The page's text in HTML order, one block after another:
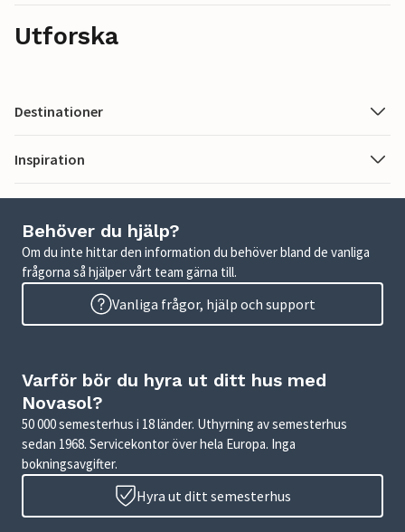
Utforska
Destinationer
Inspiration
Behöver du hjälp?
Om du inte hittar den information du behöver bland de vanliga
frågorna så hjälper vårt team gärna till.
Vanliga frågor, hjälp och support
Varför bör du hyra ut ditt hus med
Novasol?
50 000 semesterhus i 18 länder. Uthyrning av semesterhus
sedan 1968. Servicekontor över hela Europa. Inga
bokningsavgifter.
Hyra ut ditt semesterhus